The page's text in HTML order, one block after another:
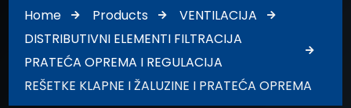
Home Products
VENTILACIJA
DISTRIBUTIVNI ELEMENTI FILTRACIJA
PRATEĆA OPREMA I REGULACIJA
REŠETKE KLAPNE I ŽALUZINE I PRATEĆA OPREMA